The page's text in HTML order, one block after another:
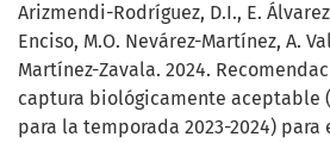
Arizmendi-Rodríguez, D.I., E.
Enciso, M.O. Nevárez-Martínez, A.
Martínez-Zavala. 2024.
captura biológicamente aceptable
para la temporada 2023-2024)